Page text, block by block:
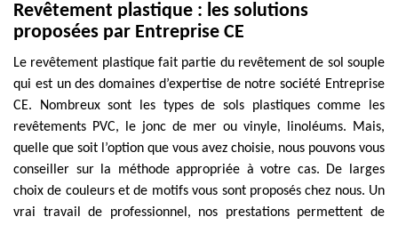
Revêtement plastique : les solutions
proposées par Entreprise CE
Le revêtement plastique fait partie du revêtement de sol souple
qui est un des domaines d’expertise de notre société Entreprise
CE. Nombreux sont les types de sols plastiques comme les
revêtements PVC, le jonc de mer ou vinyle, linoléums. Mais,
quelle que soit l’option que vous avez choisie, nous pouvons vous
conseiller sur la méthode appropriée à votre cas. De larges
choix de couleurs et de motifs vous sont proposés chez nous. Un
vrai travail de professionnel, nos prestations permettent de